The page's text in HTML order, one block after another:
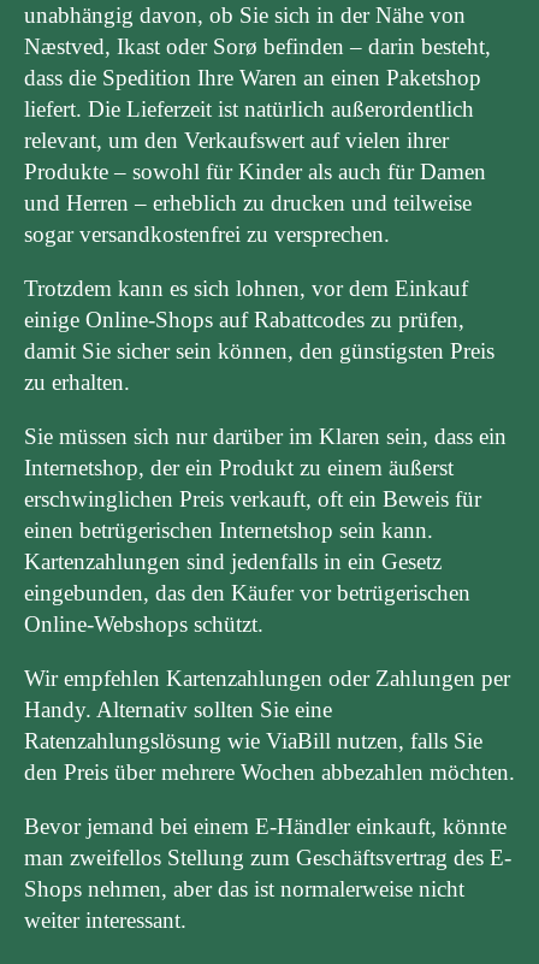
unabhängig davon, ob Sie sich in der Nähe von
Næstved, Ikast oder Sorø befinden – darin besteht,
dass die Spedition Ihre Waren an einen Paketshop
liefert. Die Lieferzeit ist natürlich außerordentlich
relevant, um den Verkaufswert auf vielen ihrer
Produkte – sowohl für Kinder als auch für Damen
und Herren – erheblich zu drucken und teilweise
sogar versandkostenfrei zu versprechen.
Trotzdem kann es sich lohnen, vor dem Einkauf
einige Online-Shops auf Rabattcodes zu prüfen,
damit Sie sicher sein können, den günstigsten Preis
zu erhalten.
Sie müssen sich nur darüber im Klaren sein, dass ein
Internetshop, der ein Produkt zu einem äußerst
erschwinglichen Preis verkauft, oft ein Beweis für
einen betrügerischen Internetshop sein kann.
Kartenzahlungen sind jedenfalls in ein Gesetz
eingebunden, das den Käufer vor betrügerischen
Online-Webshops schützt.
Wir empfehlen Kartenzahlungen oder Zahlungen per
Handy. Alternativ sollten Sie eine
Ratenzahlungslösung wie ViaBill nutzen, falls Sie
den Preis über mehrere Wochen abbezahlen möchten.
Bevor jemand bei einem E-Händler einkauft, könnte
man zweifellos Stellung zum Geschäftsvertrag des E-
Shops nehmen, aber das ist normalerweise nicht
weiter interessant.